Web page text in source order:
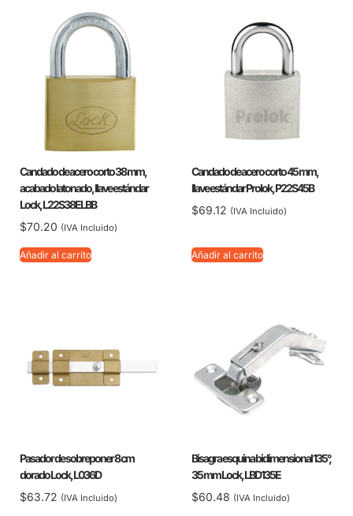
Candado de acero corto 38 mm,
acabado latonado, llave estándar
Lock, L22S38ELBB
$70.20 (IVA Incluido)
Añadir al carrito
Candado de acero corto 45 mm,
llave estándar Prolok, P22S45B
$69.12 (IVA Incluido)
Añadir al carrito
Pasador de sobreponer 8 cm
dorado Lock, L036D
$63.72 (IVA Incluido)
Bisagra esquina bidimensional 135°,
35 mm Lock, LBD135E
$60.48 (IVA Incluido)